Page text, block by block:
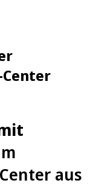
Center
aus